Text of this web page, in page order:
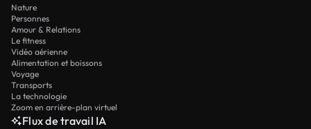
Nature
Personnes
Amour & Relations
Le fitness
Vidéo aérienne
Alimentation et boissons
Voyage
Transports
La technologie
Zoom en arrière-plan virtuel
Flux de travail IA